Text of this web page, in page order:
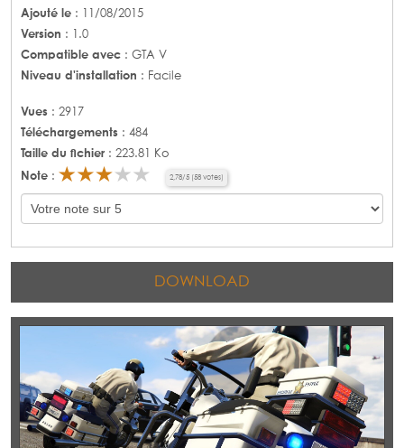
Ajouté le : 11/08/2015
Version : 1.0
Compatible avec : GTA V
Niveau d'installation : Facile
Vues : 2917
Téléchargements : 484
Taille du fichier : 223.81 Ko
Note : 2,78/5 58 votes)
DOWNLOAD